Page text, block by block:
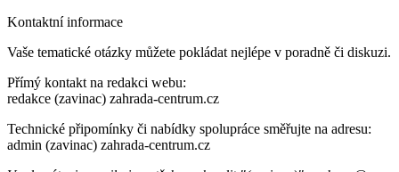
Kontaktní informace
Vaše tematické otázky můžete pokládat nejlépe v poradně či diskuzi.
Přímý kontakt na redakci webu:
redakce (zavinac) zahrada-centrum.cz
Technické připomínky či nabídky spolupráce směřujte na adresu:
admin (zavinac) zahrada-centrum.cz